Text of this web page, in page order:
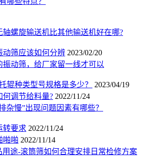
轴螺旋输送机比其他输送机好在哪?
动筛应该如何分辨 2023/02/20
振动筛，给厂家留一线才可以
辊种类型号规格是多少？
2023/04/19
何调节给料量? 2022/11/24
杂慢”出现问题因素有哪些？
转要求 2022/11/24
啪啪 2022/11/14
用途-滚筒筛如何合理安排日常检修方案